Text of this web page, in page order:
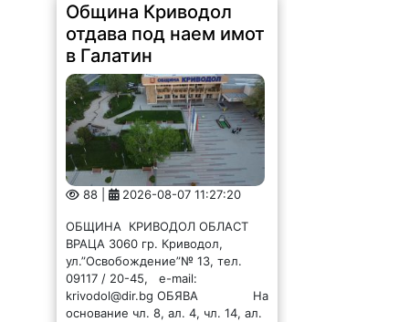
Община Криводол
отдава под наем имот
в Галатин
88 | 2026-08-07 11:27:20
ОБЩИНА КРИВОДОЛ ОБЛАСТ
ВРАЦА 3060 гр. Криводол,
ул.”Освобождение”№ 13, тел.
09117 / 20-45, e-mail:
krivodol@dir.bg ОБЯВА На
основание чл. 8, ал. 4, чл. 14, ал.